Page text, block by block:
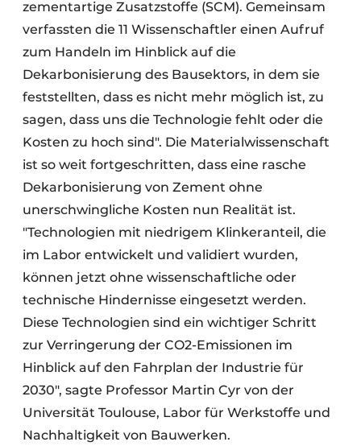
zementartige Zusatzstoffe (SCM). Gemeinsam
verfassten die 11 Wissenschaftler einen Aufruf
zum Handeln im Hinblick auf die
Dekarbonisierung des Bausektors, in dem sie
feststellten, dass es nicht mehr möglich ist, zu
sagen, dass uns die Technologie fehlt oder die
Kosten zu hoch sind". Die Materialwissenschaft
ist so weit fortgeschritten, dass eine rasche
Dekarbonisierung von Zement ohne
unerschwingliche Kosten nun Realität ist.
"Technologien mit niedrigem Klinkeranteil, die
im Labor entwickelt und validiert wurden,
können jetzt ohne wissenschaftliche oder
technische Hindernisse eingesetzt werden.
Diese Technologien sind ein wichtiger Schritt
zur Verringerung der CO2-Emissionen im
Hinblick auf den Fahrplan der Industrie für
2030", sagte Professor Martin Cyr von der
Universität Toulouse, Labor für Werkstoffe und
Nachhaltigkeit von Bauwerken.